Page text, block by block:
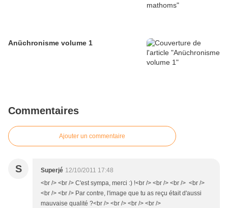
Anüchronisme volume 1
Commentaires
Ajouter un commentaire
S Superjé 12/10/2011 17:48
<br /> <br /> C'est sympa, merci :) !<br /> <br /> <br /> <br />
<br /> <br /> Par contre, l'image que tu as reçu était d'aussi
mauvaise qualité ?<br /> <br /> <br /> <br />